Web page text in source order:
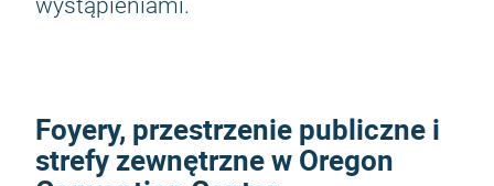
wystąpieniami.
Foyery, przestrzenie publiczne i
strefy zewnętrzne w Oregon